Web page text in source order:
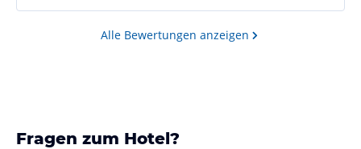
Kantine. Trotzdem waren alle sehr freundlich, bemüht
und immer hilfsbereit. Die Lage des Hotels ist sehr
Alle Bewertungen anzeigen
Fragen zum Hotel?